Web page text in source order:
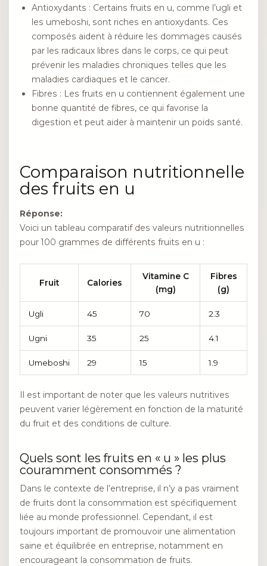
Antioxydants : Certains fruits en u, comme l’ugli et
les umeboshi, sont riches en antioxydants. Ces
composés aident à réduire les dommages causés
par les radicaux libres dans le corps, ce qui peut
prévenir les maladies chroniques telles que les
maladies cardiaques et le cancer.
Fibres : Les fruits en u contiennent également une
bonne quantité de fibres, ce qui favorise la
digestion et peut aider à maintenir un poids santé.
Comparaison nutritionnelle
des fruits en u
Réponse:
Voici un tableau comparatif des valeurs nutritionnelles
pour 100 grammes de différents fruits en u :
Fruit Calories
Vitamine C
(mg)
Fibres
(g)
Ugli 45 70 2.3
Ugni 35 25 4.1
Umeboshi 29 15 1.9
Il est important de noter que les valeurs nutritives
peuvent varier légèrement en fonction de la maturité
du fruit et des conditions de culture.
Quels sont les fruits en « u » les plus
couramment consommés ?
Dans le contexte de l’entreprise, il n’y a pas vraiment
de fruits dont la consommation est spécifiquement
liée au monde professionnel. Cependant, il est
toujours important de promouvoir une alimentation
saine et équilibrée en entreprise, notamment en
encourageant la consommation de fruits.